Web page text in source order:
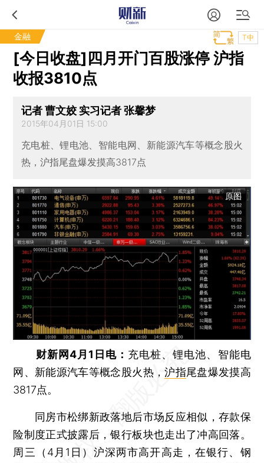
金融 T中
[今日收盘]四月开门百股涨停 沪指
收报3810点
记者 曹文姣 实习记者 张馨梦
2015年04月01日 15:00
充电桩、锂电池、智能电网、新能源汽车等概念股火
热，沪指尾盘爆发摸高3817点
原图
财新网4月1日电： 充电桩、锂电池、智能电
网、新能源汽车等概念股火热，沪指尾盘爆发摸高
3817点。
同房市松绑新政落地后市场反应相似，存款保
险制度正式披露后，银行板块也走出了冲高回落。
周三（4月1日）沪深两市高开高走，在银行、钢